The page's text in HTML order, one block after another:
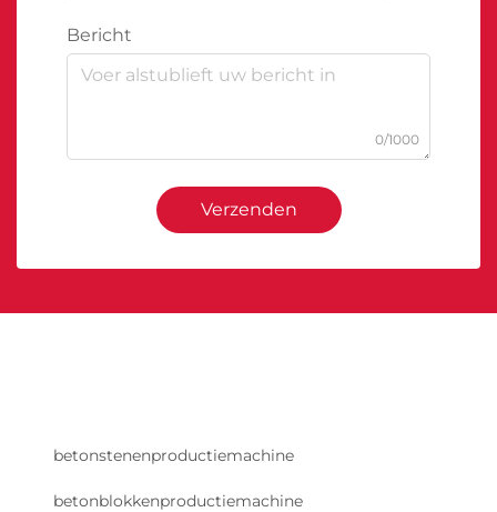
Bericht
0/1000
Verzenden
betonstenenproductiemachine
betonblokkenproductiemachine